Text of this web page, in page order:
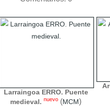
Larraingoa ERRO. Puente
medieval. nuevo (MCM)